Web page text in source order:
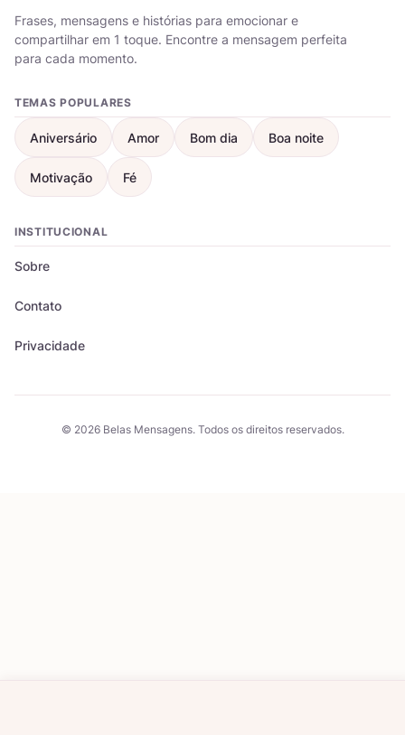
Frases, mensagens e histórias para emocionar e
compartilhar em 1 toque. Encontre a mensagem perfeita
para cada momento.
TEMAS POPULARES
Aniversário Amor Bom dia Boa noite
Motivação Fé
INSTITUCIONAL
Sobre
Contato
Privacidade
© 2026 Belas Mensagens. Todos os direitos reservados.